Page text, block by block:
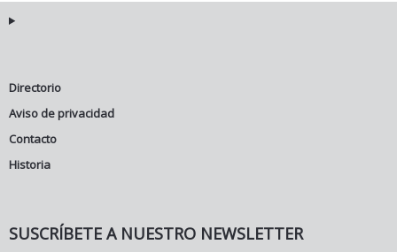
Directorio
Aviso de privacidad
Contacto
Historia
SUSCRÍBETE A NUESTRO NEWSLETTER